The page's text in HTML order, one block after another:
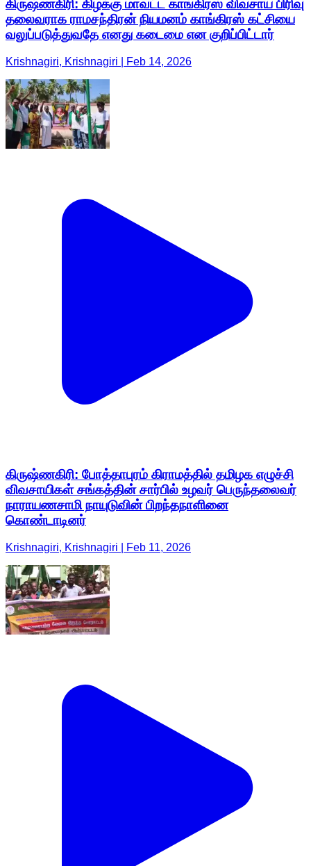
கிருஷ்ணகிரி: கிழக்கு மாவட்ட காங்கிரஸ் விவசாய பிரிவு
தலைவராக ராமசந்திரன் நியமனம் காங்கிரஸ் கட்சியை
வலுப்படுத்துவதே எனது கடைமை என குறிப்பிட்டார்
Krishnagiri, Krishnagiri | Feb 14, 2026
கிருஷ்ணகிரி: போத்தாபுரம் கிராமத்தில் தமிழக எழுச்சி
விவசாயிகள் சங்கத்தின் சார்பில் உழவர் பெருந்தலைவர்
நாராயணசாமி நாயுடுவின் பிறந்தநாளினை
கொண்டாடினர்
Krishnagiri, Krishnagiri | Feb 11, 2026